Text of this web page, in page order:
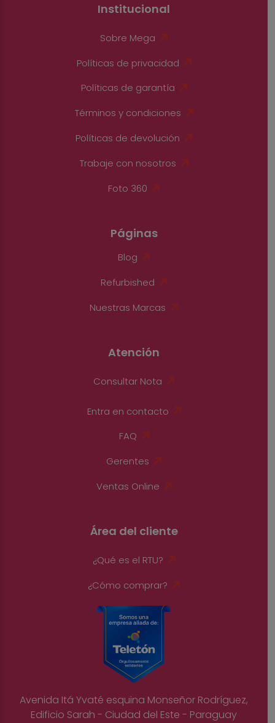
Institucional
Sobre Mega
Políticas de privacidad
Políticas de garantía
Términos y condiciones
Políticas de devolución
Trabaje con nosotros
Foto 360
Páginas
Blog
Refurbished
Nuestras Marcas
Atención
Consultar Nota
Entra en contacto
FAQ
Gerentes
Ventas Online
Área del cliente
¿Qué es el RTU?
¿Cómo comprar?
Avenida Itá Yvaté esquina Monseñor Rodríguez,
Edificio Sarah - Ciudad del Este - Paraguay